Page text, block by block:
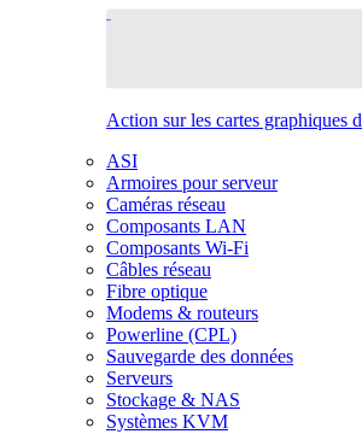
Action sur les cartes graphiques
ASI
Armoires pour serveur
Caméras réseau
Composants LAN
Composants Wi-Fi
Câbles réseau
Fibre optique
Modems & routeurs
Powerline (CPL)
Sauvegarde des données
Serveurs
Stockage & NAS
Systèmes KVM